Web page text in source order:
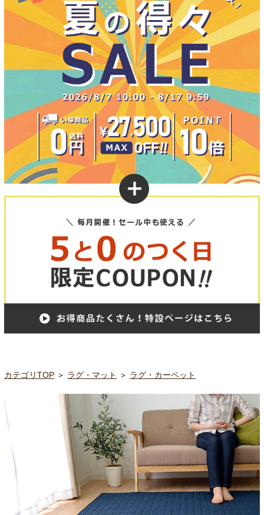
カテゴリTOP ＞ ラグ・マット ＞ ラグ・カーペット